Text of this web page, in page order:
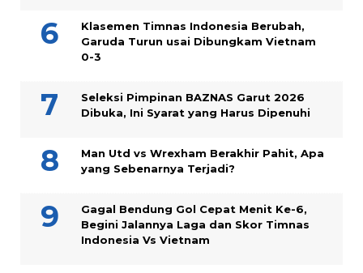
Klasemen Timnas Indonesia Berubah,
Garuda Turun usai Dibungkam Vietnam
0-3
Seleksi Pimpinan BAZNAS Garut 2026
Dibuka, Ini Syarat yang Harus Dipenuhi
Man Utd vs Wrexham Berakhir Pahit, Apa
yang Sebenarnya Terjadi?
Gagal Bendung Gol Cepat Menit Ke-6,
Begini Jalannya Laga dan Skor Timnas
Indonesia Vs Vietnam